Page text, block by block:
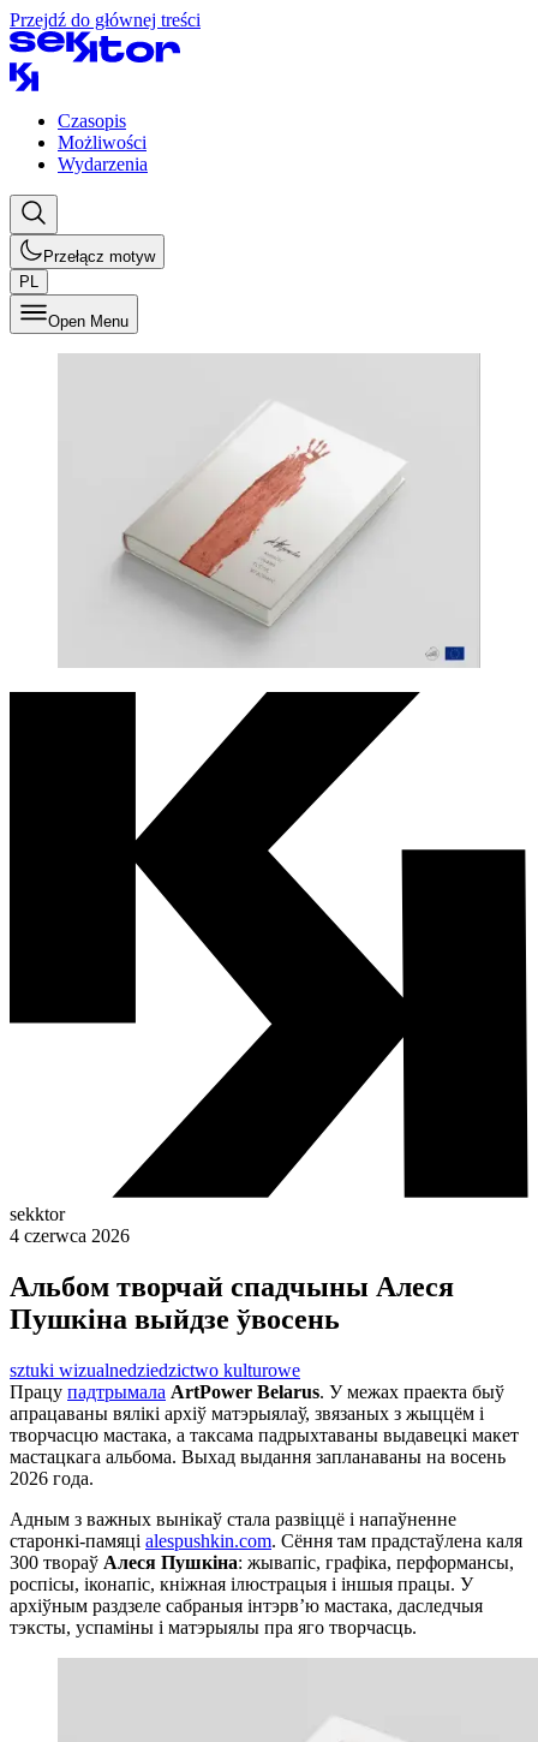
Przejdź do głównej treści
Czasopis
Możliwości
Wydarzenia
Przełącz motyw
PL
Open Menu
sekktor
4 czerwca 2026
Альбом творчай спадчыны Алеся
Пушкіна выйдзе ўвосень
sztuki wizualnedziedzictwo kulturowe
Працу падтрымала ArtPower Belarus. У межах праекта быў
апрацаваны вялікі архіў матэрыялаў, звязаных з жыццём і
творчасцю мастака, а таксама падрыхтаваны выдавецкі макет
мастацкага альбома. Выхад выдання запланаваны на восень
2026 года.
Адным з важных вынікаў стала развіццё і напаўненне
старонкі-памяці alespushkin.com. Сёння там прадстаўлена каля
300 твораў Алеся Пушкіна: жывапіс, графіка, перформансы,
роспісы, іконапіс, кніжная ілюстрацыя і іншыя працы. У
архіўным раздзеле сабраныя інтэрв’ю мастака, даследчыя
тэксты, успаміны і матэрыялы пра яго творчасць.